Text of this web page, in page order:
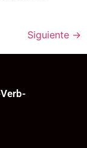
Siguiente →